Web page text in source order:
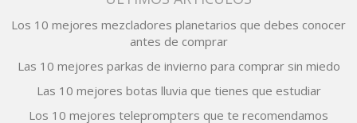
Los 10 mejores mezcladores planetarios que debes conocer
antes de comprar
Las 10 mejores parkas de invierno para comprar sin miedo
Las 10 mejores botas lluvia que tienes que estudiar
Los 10 mejores teleprompters que te recomendamos